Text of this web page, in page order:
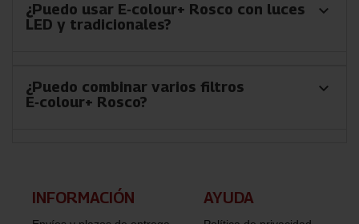
¿Puedo usar E‑colour+ Rosco con luces
LED y tradicionales?
keyboard_arrow_down
¿Puedo combinar varios filtros
E‑colour+ Rosco?
keyboard_arrow_down
INFORMACIÓN​ AYUDA